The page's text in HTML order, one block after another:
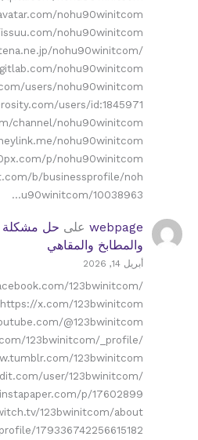
nohu90winitcom
nohu90winitcom
nohu90winitcom/
nohu90winitcom
users/nohu90winitcom
users/id:1845971
channel/nohu90winitcom
nohu90winitcom
p/nohu90winitcom
b/businessprofile/noh
u90winitcom/10038963…
webpage على حل مشكلة
والمطابخ والمقاهي
أبريل 14, 2026
123bwinitcom/
https://x.com/123bwinitcom
@123bwinitcom
123bwinitcom/_profile/
123bwinitcom
user/123bwinitcom/
p/17602899
123bwinitcom/about
179336742256615182